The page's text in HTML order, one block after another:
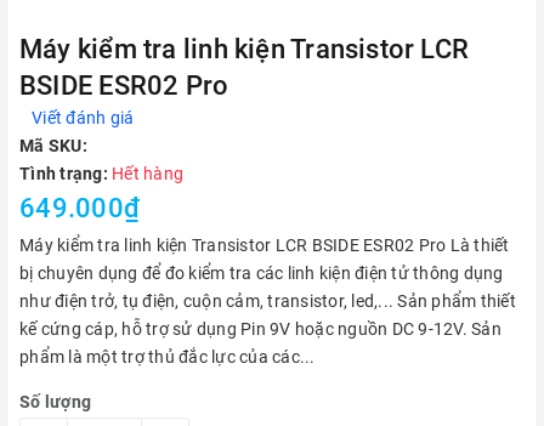
Máy kiểm tra linh kiện Transistor LCR
BSIDE ESR02 Pro
Viết đánh giá
Mã SKU:
Tình trạng: Hết hàng
649.000₫
Máy kiểm tra linh kiện Transistor LCR BSIDE ESR02 Pro Là thiết
bị chuyên dụng để đo kiểm tra các linh kiện điện tử thông dụng
như điện trở, tụ điện, cuộn cảm, transistor, led,... Sản phẩm thiết
kế cứng cáp, hỗ trợ sử dụng Pin 9V hoặc nguồn DC 9-12V. Sản
phẩm là một trợ thủ đắc lực của các...
Số lượng